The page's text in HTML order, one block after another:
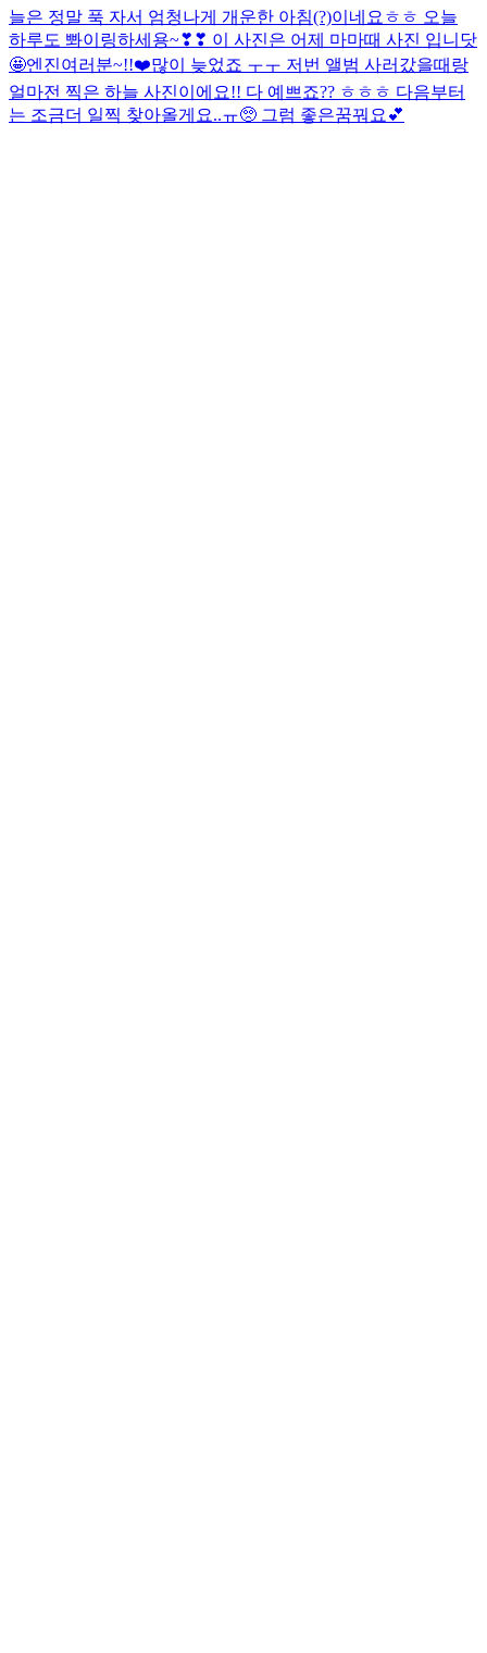
늘은 정말 푹 자서 엄청나게 개운한 아침(?)이네요ㅎㅎ 오늘
하루도 뽜이링하세용~❣❣ 이 사진은 어제 마마때 사진 입니닷
🤩엔진여러분~!!❤️많이 늦었죠 ㅜㅜ 저번 앨범 사러갔을때랑
얼마전 찍은 하늘 사진이에요!! 다 예쁘죠?? ㅎㅎㅎ 다음부터
는 조금더 일찍 찾아올게요..ㅠ🥺 그럼 좋은꿈꿔요💕